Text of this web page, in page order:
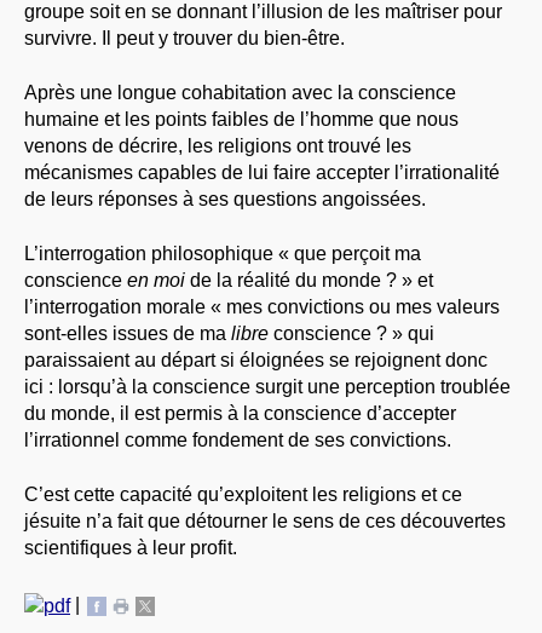
groupe soit en se donnant l’illusion de les maîtriser pour
survivre. Il peut y trouver du bien-être.
Après une longue cohabitation avec la conscience
humaine et les points faibles de l’homme que nous
venons de décrire, les religions ont trouvé les
mécanismes capables de lui faire accepter l’irrationalité
de leurs réponses à ses questions angoissées.
L’interrogation philosophique « que perçoit ma
conscience en moi de la réalité du monde ? » et
l’interrogation morale « mes convictions ou mes valeurs
sont-elles issues de ma libre conscience ? » qui
paraissaient au départ si éloignées se rejoignent donc
ici : lorsqu’à la conscience surgit une perception troublée
du monde, il est permis à la conscience d’accepter
l’irrationnel comme fondement de ses convictions.
C’est cette capacité qu’exploitent les religions et ce
jésuite n’a fait que détourner le sens de ces découvertes
scientifiques à leur profit.
|